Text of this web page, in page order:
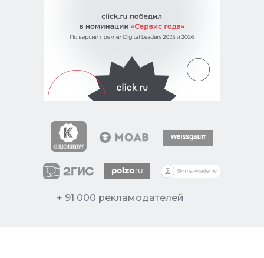
+ 91 000 рекламодателей